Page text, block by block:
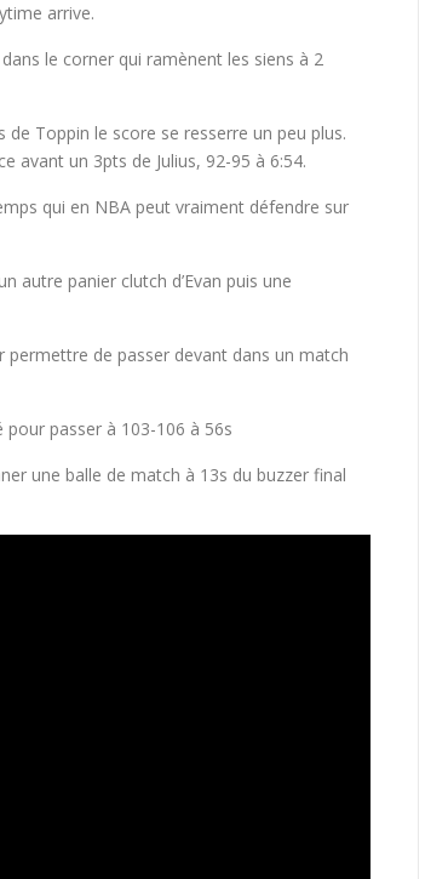
arrive.
le corner qui ramènent les siens à 2
Toppin le score se resserre un peu plus.
avant un 3pts de Julius, 92-95 à 6:54.
qui en NBA peut vraiment défendre sur
autre panier clutch d’Evan puis une
permettre de passer devant dans un match
passer à 103-106 à 56s
une balle de match à 13s du buzzer final